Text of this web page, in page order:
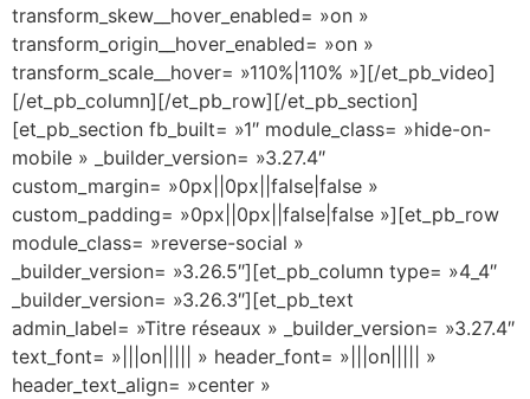
transform_skew__hover_enabled= »on »
transform_origin__hover_enabled= »on »
transform_scale__hover= »110%|110% »][/et_pb_video]
[/et_pb_column][/et_pb_row][/et_pb_section]
[et_pb_section fb_built= »1″ module_class= »hide-on-
mobile » _builder_version= »3.27.4″
custom_margin= »0px||0px||false|false »
custom_padding= »0px||0px||false|false »][et_pb_row
module_class= »reverse-social »
_builder_version= »3.26.5″][et_pb_column type= »4_4″
_builder_version= »3.26.3″][et_pb_text
admin_label= »Titre réseaux » _builder_version= »3.27.4″
text_font= »|||on||||| » header_font= »|||on||||| »
header_text_align= »center »